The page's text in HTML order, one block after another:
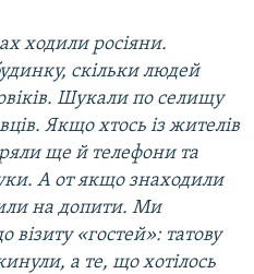
ходили росіяни.
скільки людей
Шукали по селищу
Якщо хтось із жителів
ще й телефони та
А от якщо знаходили
на допити. Ми
візиту «гостей»: татову
а те, що хотілось